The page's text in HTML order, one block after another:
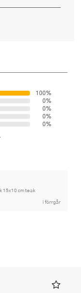
100%
0%
0%
0%
0%
15x10 cm teak
i förrgår